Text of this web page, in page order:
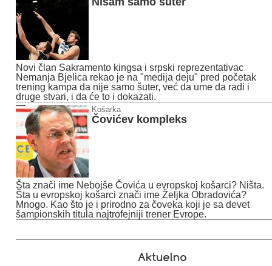
Novi član Sakramento kingsa i srpski reprezentativac
Nemanja Bjelica rekao je na "medija deju" pred početak
trening kampa da nije samo šuter, već da ume da radi i
druge stvari, i da će to i dokazati.
Košarka
Čovićev kompleks
Šta znači ime Nebojše Čovića u evropskoj košarci? Ništa.
Šta u evropskoj košarci znači ime Željka Obradovića?
Mnogo. Kao što je i prirodno za čoveka koji je sa devet
šampionskih titula najtrofejniji trener Evrope.
Aktuelno